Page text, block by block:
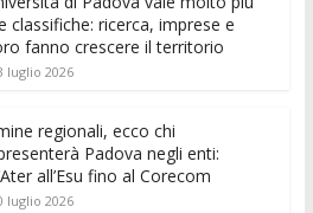
classifiche: ricerca, imprese e
fanno crescere il territorio
luglio 2026
regionali, ecco chi
Padova negli enti:
all’Esu fino al Corecom
luglio 2026